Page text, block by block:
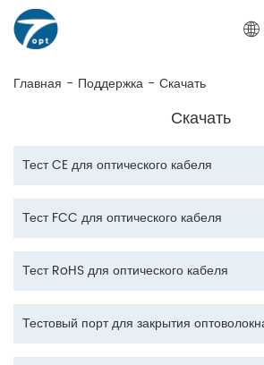
Главная - Поддержка - Скачать
Скачать
Тест CE для оптического кабеля
Тест FCC для оптического кабеля
Тест RoHS для оптического кабеля
Тестовый порт для закрытия